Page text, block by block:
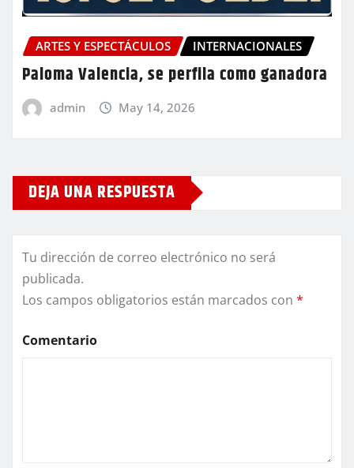
ARTES Y ESPECTÁCULOS INTERNACIONALES
Paloma Valencia, se perfila como ganadora
admin May 14, 2026
DEJA UNA RESPUESTA
Tu dirección de correo electrónico no será
publicada.
Los campos obligatorios están marcados con *
Comentario